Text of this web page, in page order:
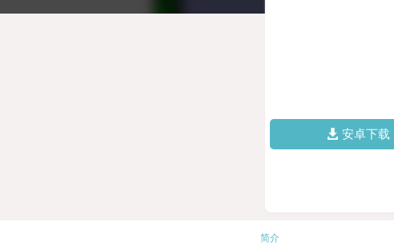
安卓下载
简介